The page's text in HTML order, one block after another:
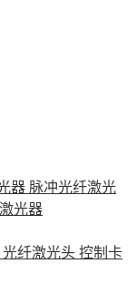
器 脉冲光纤激光
光器
光纤激光头 控制卡